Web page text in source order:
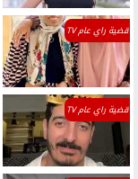
قضية راي عام TV
قضية راي عام TV